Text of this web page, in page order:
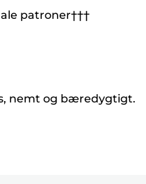
patroner†††
nemt og bæredygtigt.